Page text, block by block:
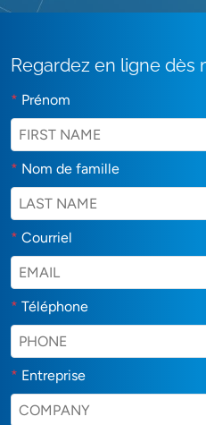
Regardez en ligne dès
* Prénom
* Nom de famille
* Courriel
* Téléphone
* Entreprise